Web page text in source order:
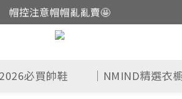
這裡現貨不用等👟
帽控注意帽帽亂亂賣🤩
這裡現貨不用等👟
2026必買帥鞋 ｜NMIND精選衣